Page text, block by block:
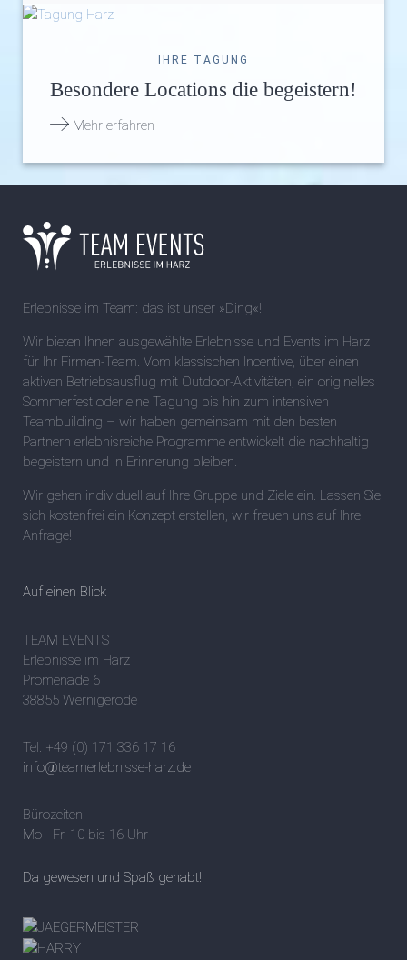
IHRE TAGUNG
Besondere Locations die begeistern!
Mehr erfahren
Erlebnisse im Team: das ist unser »Ding«!
Wir bieten Ihnen ausgewählte Erlebnisse und Events im Harz
für Ihr Firmen-Team. Vom klassischen Incentive, über einen
aktiven Betriebsausflug mit Outdoor-Aktivitäten, ein originelles
Sommerfest oder eine Tagung bis hin zum intensiven
Teambuilding – wir haben gemeinsam mit den besten
Partnern erlebnisreiche Programme entwickelt die nachhaltig
begeistern und in Erinnerung bleiben.
Wir gehen individuell auf Ihre Gruppe und Ziele ein. Lassen Sie
sich kostenfrei ein Konzept erstellen, wir freuen uns auf Ihre
Anfrage!
Auf einen Blick
TEAM EVENTS
Erlebnisse im Harz
Promenade 6
38855 Wernigerode
Tel. +49 (0) 171 336 17 16
info@teamerlebnisse-harz.de
Bürozeiten
Mo - Fr. 10 bis 16 Uhr
Da gewesen und Spaß gehabt!